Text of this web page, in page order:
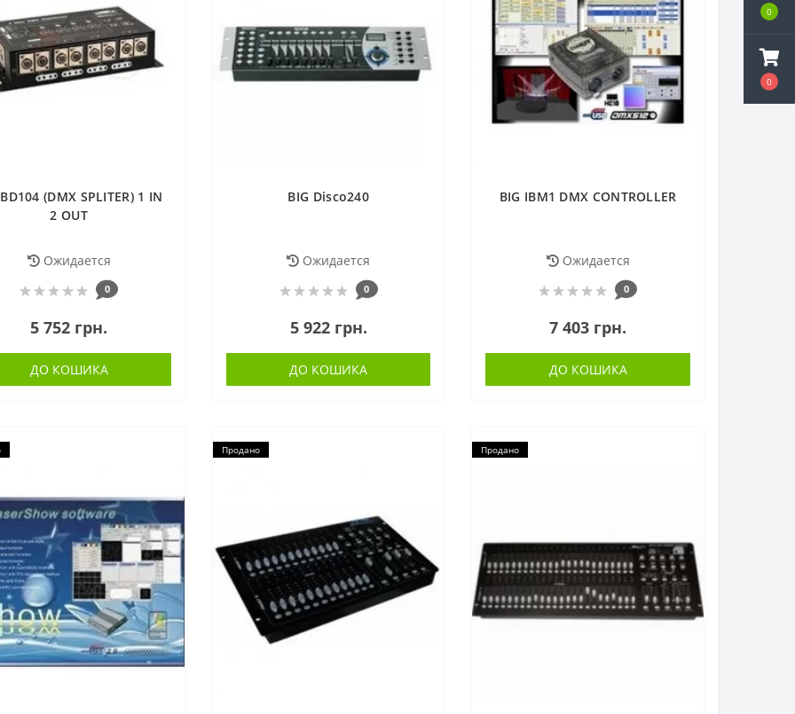
0
0
(DMX SPLITER) 1 IN
2 OUT
Ожидается
0
5 752 грн.
ДО КОШИКА
BIG Disco240
Ожидается
0
5 922 грн.
ДО КОШИКА
BIG IBM1 DMX CONTROLLER
Ожидается
0
7 403 грн.
ДО КОШИКА
Продано Продано